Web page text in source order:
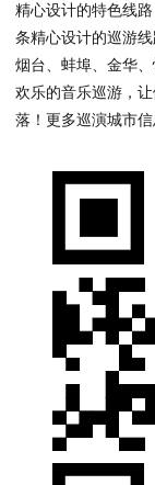
精心设计的特色线
条精心设计的巡游
烟台、蚌埠、金华
欢乐的音乐巡游，
落！更多巡演城市